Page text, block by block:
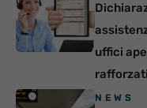
uffici
NEWS